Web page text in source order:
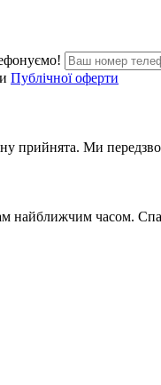
Публічної оферти
прийнята. Ми
часом.